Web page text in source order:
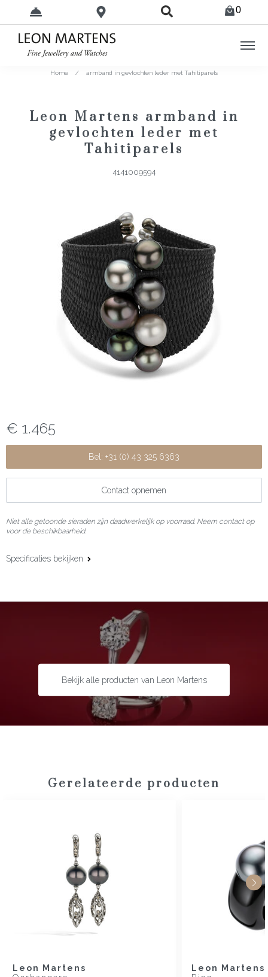
0
Home / armband in gevlochten leder met Tahitiparels
Leon Martens armband in
gevlochten leder met
Tahitiparels
4141009594
€ 1.465
Bel: +31 (0) 43 325 6363
Contact opnemen
Niet alle getoonde sieraden zijn daadwerkelijk op voorraad. Neem contact op
voor de beschikbaarheid.
Specificaties bekijken
Tahiti
Bekijk alle producten van Leon Martens
Gerelateerde producten
Leon Martens
Leon Martens